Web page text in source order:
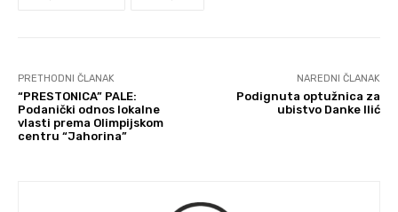
PRETHODNI ČLANAK
“PRESTONICA” PALE:
Podanički odnos lokalne
vlasti prema Olimpijskom
centru “Jahorina”
NAREDNI ČLANAK
Podignuta optužnica za
ubistvo Danke Ilić